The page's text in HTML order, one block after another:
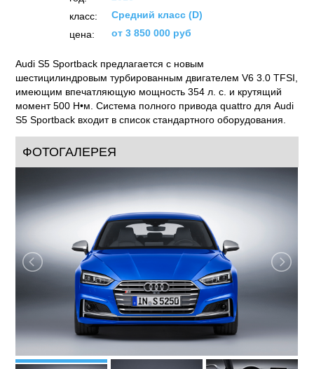
класс:
Средний класс (D)
цена:
от 3 850 000 руб
Audi S5 Sportback предлагается с новым
шестицилиндровым турбированным двигателем V6 3.0 TFSI,
имеющим впечатляющую мощность 354 л. с. и крутящий
момент 500 Н•м. Система полного привода quattro для Audi
S5 Sportback входит в список стандартного оборудования.
ФОТОГАЛЕРЕЯ